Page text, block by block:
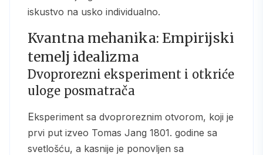
iskustvo na usko individualno.
Kvantna mehanika: Empirijski
temelj idealizma
Dvoprorezni eksperiment i otkriće
uloge posmatrača
Eksperiment sa dvoproreznim otvorom, koji je
prvi put izveo Tomas Jang 1801. godine sa
svetlošću, a kasnije je ponovljen sa